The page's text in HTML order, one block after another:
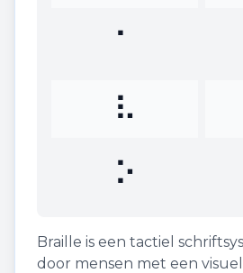
⠁
⠧
⠕
Braille is een tactiel
door mensen met een